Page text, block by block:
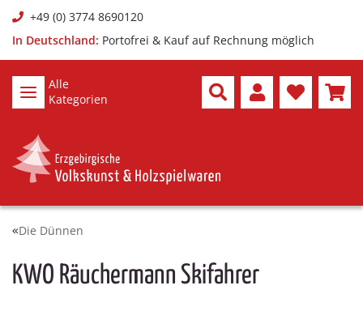
+49 (0) 3774 8690120
In Deutschland: Portofrei & Kauf auf Rechnung möglich
Alle
Kategorien
Die Dünnen
KWO Räuchermann Skifahrer